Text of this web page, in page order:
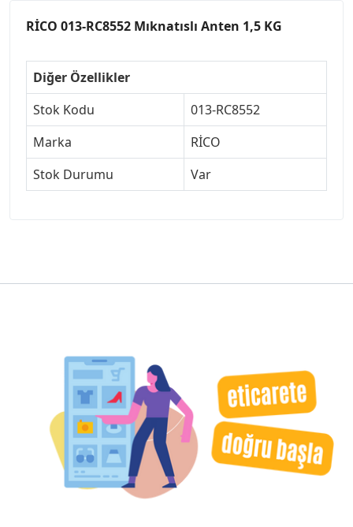
RİCO 013-RC8552 Mıknatıslı Anten 1,5 KG
Diğer Özellikler
Stok Kodu
013-RC8552
Marka
RİCO
Stok Durumu
Var